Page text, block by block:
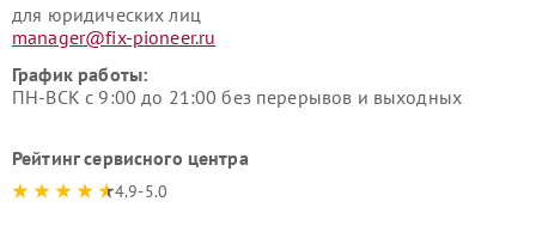
для юридических лиц
manager@fix-pioneer.ru
График работы:
ПН-ВСК с 9:00 до 21:00 без перерывов и выходных
Рейтинг сервисного центра
4.9-5.0